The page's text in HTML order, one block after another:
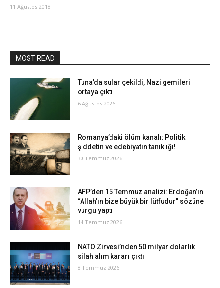
11 Ağustos 2018
MOST READ
Tuna’da sular çekildi, Nazi gemileri
ortaya çıktı
6 Ağustos 2026
Romanya’daki ölüm kanalı: Politik
şiddetin ve edebiyatın tanıklığı!
30 Temmuz 2026
AFP’den 15 Temmuz analizi: Erdoğan’ın
“Allah’ın bize büyük bir lütfudur” sözüne
vurgu yaptı
14 Temmuz 2026
NATO Zirvesi’nden 50 milyar dolarlık
silah alım kararı çıktı
8 Temmuz 2026